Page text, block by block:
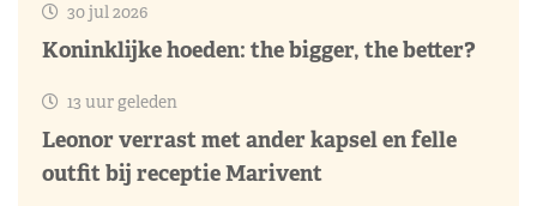
30 jul 2026
Koninklijke hoeden: the bigger, the better?
13 uur geleden
Leonor verrast met ander kapsel en felle
outfit bij receptie Marivent